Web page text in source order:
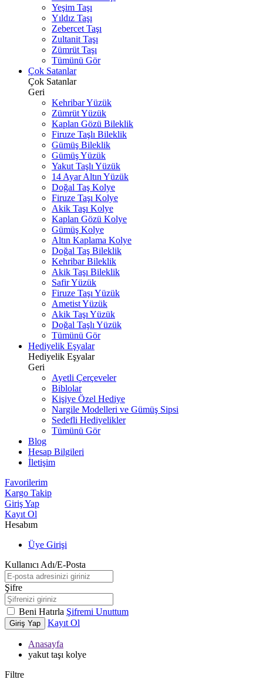
Yeşim Taşı
Yıldız Taşı
Zebercet Taşı
Zultanit Taşı
Zümrüt Taşı
Tümünü Gör
Çok Satanlar
Çok Satanlar
Geri
Kehribar Yüzük
Zümrüt Yüzük
Kaplan Gözü Bileklik
Firuze Taşlı Bileklik
Gümüş Bileklik
Gümüş Yüzük
Yakut Taşlı Yüzük
14 Ayar Altın Yüzük
Doğal Taş Kolye
Firuze Taşı Kolye
Akik Taşı Kolye
Kaplan Gözü Kolye
Gümüş Kolye
Altın Kaplama Kolye
Doğal Taş Bileklik
Kehribar Bileklik
Akik Taşı Bileklik
Safir Yüzük
Firuze Taşı Yüzük
Ametist Yüzük
Akik Taşı Yüzük
Doğal Taşlı Yüzük
Tümünü Gör
Hediyelik Eşyalar
Hediyelik Eşyalar
Geri
Ayetli Çerçeveler
Biblolar
Kişiye Özel Hediye
Nargile Modelleri ve Gümüş Sipsi
Sedefli Hediyelikler
Tümünü Gör
Blog
Hesap Bilgileri
İletişim
Favorilerim
Kargo Takip
Giriş Yap
Kayıt Ol
Hesabım
Üye Girişi
Kullanıcı Adı/E-Posta
Şifre
Beni Hatırla Şifremi Unuttum
Giriş Yap Kayıt Ol
Anasayfa
yakut taşı kolye
Filtre